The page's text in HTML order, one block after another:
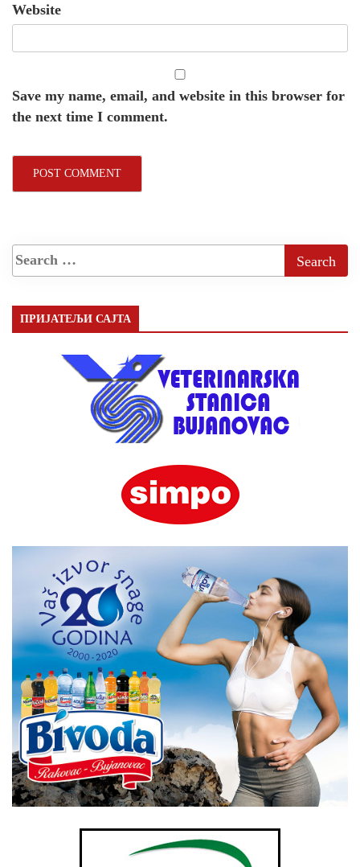
Website
Save my name, email, and website in this browser for
the next time I comment.
ПРИЈАТЕЉИ САЈТА